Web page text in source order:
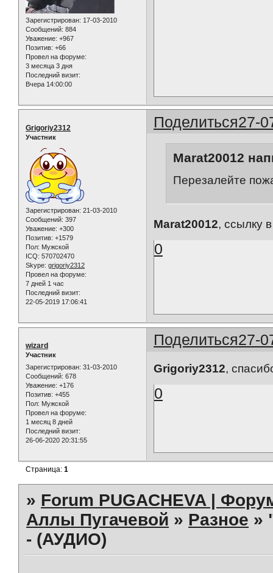
Зарегистрирован: 17-03-2010
Сообщений: 884
Уважение: +967
Позитив: +66
Провел на форуме:
3 месяца 3 дня
Последний визит:
Вчера 14:00:00
Поделиться27-
Grigoriy2312
Участник
Зарегистрирован: 21-03-2010
Сообщений: 397
Уважение: +300
Позитив: +1579
Пол: Мужской
ICQ: 570702470
Skype: grigoriy2312
Провел на форуме:
7 дней 1 час
Последний визит:
22-05-2019 17:06:41
Marat20012
Перезалейте
Marat20012, ссылку
0
Поделиться27-
wizard
Участник
Зарегистрирован: 31-03-2010
Сообщений: 678
Уважение: +176
Позитив: +455
Пол: Мужской
Провел на форуме:
1 месяц 8 дней
Последний визит:
26-06-2020 20:31:55
Grigoriy2312,
0
Страница:1
» Forum PUGACHEVA |
Аллы Пугачевой » Разное »
- (АУДИО)